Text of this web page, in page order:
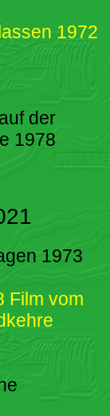
1972
der
1978
1973
Film vom